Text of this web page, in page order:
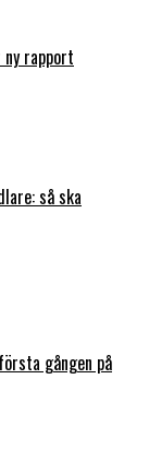
ny rapport
så ska
gången på